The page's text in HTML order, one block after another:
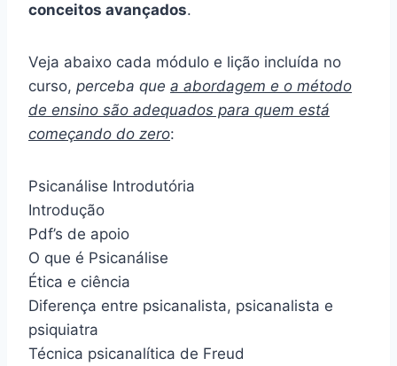
conceitos avançados.
Veja abaixo cada módulo e lição incluída no
curso, perceba que a abordagem e o método
de ensino são adequados para quem está
começando do zero:
Psicanálise Introdutória
Introdução
Pdf’s de apoio
O que é Psicanálise
Ética e ciência
Diferença entre psicanalista, psicanalista e
psiquiatra
Técnica psicanalítica de Freud